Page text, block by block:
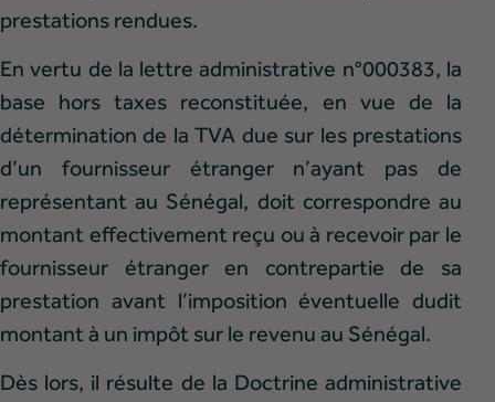
prestations rendues.
En vertu de la lettre administrative n°000383, la
base hors taxes reconstituée, en vue de la
détermination de la TVA due sur les prestations
d’un fournisseur étranger n’ayant pas de
représentant au Sénégal, doit correspondre au
montant effectivement reçu ou à recevoir par le
fournisseur étranger en contrepartie de sa
prestation avant l’imposition éventuelle dudit
montant à un impôt sur le revenu au Sénégal.
Dès lors, il résulte de la Doctrine administrative